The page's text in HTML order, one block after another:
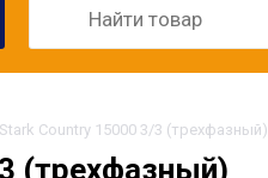
Stark Country 15000 3/3 (трехфазный)
(трехфазный)